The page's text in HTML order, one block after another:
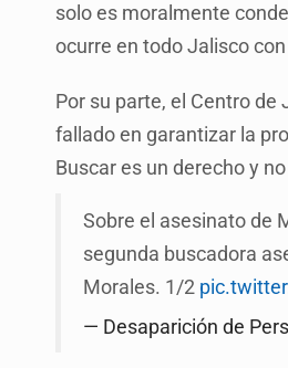
solo es moralmente
ocurre en todo Jalisco
Por su parte, el Centro de
fallado en garantizar la
Buscar es un derecho y
Sobre el asesinato de
segunda buscadora
Morales. 1/2
— Desaparición de